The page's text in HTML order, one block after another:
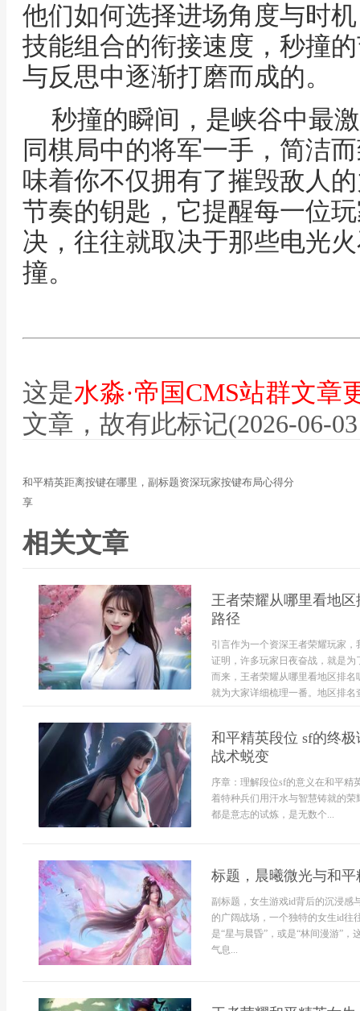
他们如何选择进场角度与时
技能组合的衔接速度，秒撞
与反思中逐渐打磨而成的。
秒撞的瞬间，是峡谷中最
同棋局中的将军一手，简洁
味着你不仅拥有了摧毁敌人
节奏的钥匙，它提醒每一位
决，往往就取决于那些电光
撞。
这是水淼·帝国CMS站群文章
文章，故有此标记(2026-06-
和平精英距离按键在哪里，副标题资深玩家按键布局心得分
享
相关文章
王者荣耀从哪里看地
路径
引言作为一个资深王者荣耀玩家
证明，许多玩家日夜奋战，就是
而来，王者荣耀从哪里看地区排
就为大家详细梳理一番。地区排
和平精英段位 sf的终
战术蜕变
序章：理解段位sf的意义在和平精
着特种兵们用汗水与智慧铸就的
都是意志的试炼，是无数个...
标题，晨曦微光与和
副标题，女生游戏id背后的沉浸感
的广阔战场，一个独特的女生id往
是“星与晨昏”，或是“林间漫游”
气息...